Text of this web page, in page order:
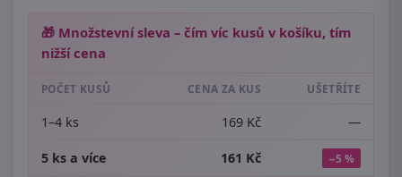
🎁 Množstevní sleva – čím víc kusů v košíku, tím
nižší cena
POČET KUSŮ CENA ZA KUS UŠETŘÍTE
1–4 ks 169 Kč —
5 ks a více 161 Kč −5 %